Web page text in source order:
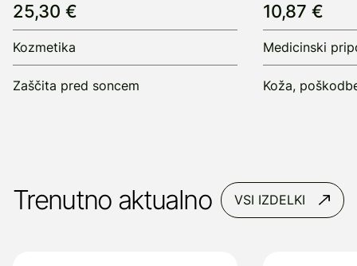
25,30 €
Kozmetika
Zaščita pred soncem
10,87 €
Medicinski
Koža,
Trenutno aktualno VSI IZDELKI